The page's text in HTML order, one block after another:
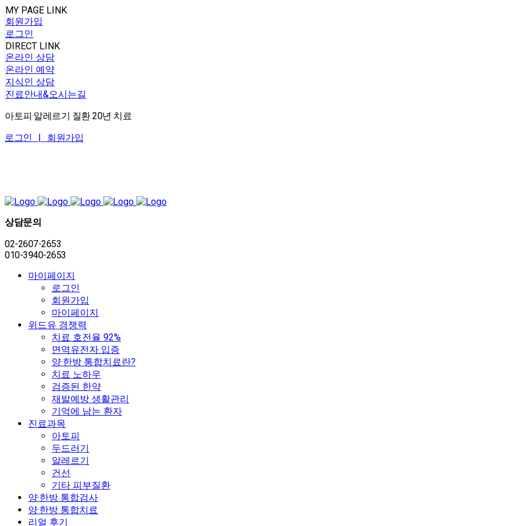
MY PAGE LINK
회원가입
로그인
DIRECT LINK
온라인 상담
온라인 예약
지식인 상담
진료안내&오시는길
아토피·알레르기 질환 20년 치료
로그인 | 회원가입
상담문의
02-2607-2653
010-3940-2653
마이페이지
로그인
회원가입
마이페이지
위드유 경쟁력
치료 호전율 92%
면역유전자 입증
양·한방 통합치료란?
치료 노하우
검증된 한약
재발예방 생활관리
기억에 남는 환자
진료과목
아토피
두드러기
알레르기
건선
기타 피부질환
양·한방 통합검사
양·한방 통합치료
리얼 후기